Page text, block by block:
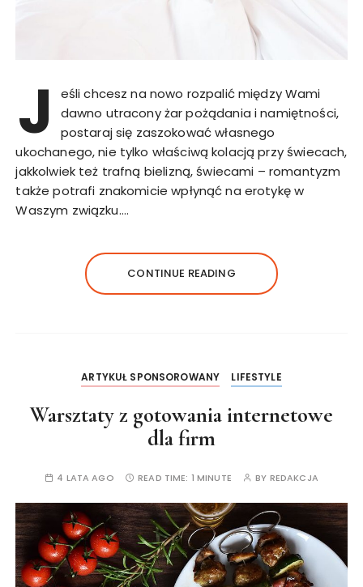
J
eśli chcesz na nowo rozpalić między Wami
dawno utracony żar pożądania i namiętności,
postaraj się zaszokować własnego
ukochanego, nie tylko właściwą kolacją przy świecach,
jakkolwiek też trafną bielizną, świecami – romantyzm
także potrafi znakomicie wpłynąć na erotykę w
Waszym związku….
CONTINUE READING
ARTYKUŁ SPONSOROWANY LIFESTYLE
Warsztaty z gotowania internetowe
dla firm
4 LATA AGO READ TIME: 1 MINUTE BY REDAKCJA